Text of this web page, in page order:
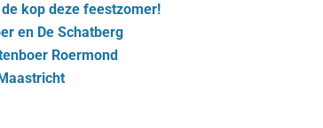
kop deze feestzomer!
en De Schatberg
Roermond